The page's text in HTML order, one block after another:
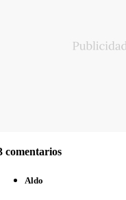
comentarios
Aldo